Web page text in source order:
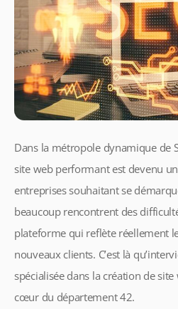
Dans la métropole dynamique de
site web performant est devenu
entreprises souhaitant se
beaucoup rencontrent des
plateforme qui reflète réellement
nouveaux clients. C’est là
spécialisée dans la création de
cœur du département 42.